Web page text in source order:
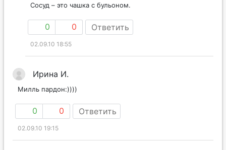
Сосуд – это чашка с бульоном.
0 0 Ответить
02.09.10 18:55
Ирина И.
Милль пардон:))))
0 0 Ответить
02.09.10 19:15